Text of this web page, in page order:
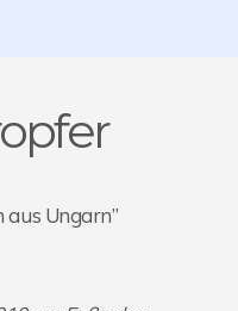
Ungarn”